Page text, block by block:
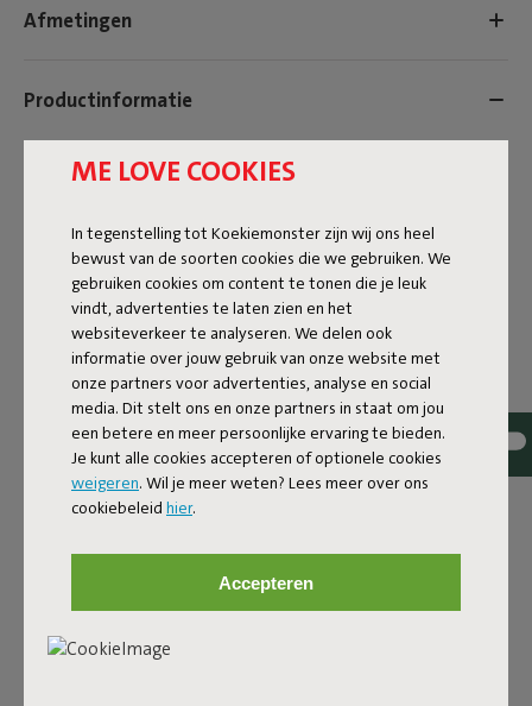
ME LOVE COOKIES
In tegenstelling tot Koekiemonster zijn wij ons heel
bewust van de soorten cookies die we gebruiken. We
gebruiken cookies om content te tonen die je leuk
vindt, advertenties te laten zien en het
websiteverkeer te analyseren. We delen ook
informatie over jouw gebruik van onze website met
onze partners voor advertenties, analyse en social
media. Dit stelt ons en onze partners in staat om jou
een betere en meer persoonlijke ervaring te bieden.
Je kunt alle cookies accepteren of optionele cookies
weigeren. Wil je meer weten? Lees meer over ons
cookiebeleid hier.
Accepteren
Afmetingen
Productinformatie
Kleurnaam
100730
8717127995738
Zijn de EPS korrels in jouw prachtige Fatboy zitzak
gekrompen? Bij Fatboy kun je gelukkig ook hondenkussen of
zitzak vulling kopen. Voor je het weet, is je loungeproduct
weer de oude!
Bij intensief gebruik of na verloop van tijd kan de vulling wat
gaan inkrimpen. U kunt uw Fatboy-product dan opnieuw
bijvullen met een EPS-navulling. De bestaande EPS-vulling
U hoeft enkel voorzichtig te zijn bij het bijvullen om niet te
morsen en doe dit bij voorkeur in huis om te voorkomen dat